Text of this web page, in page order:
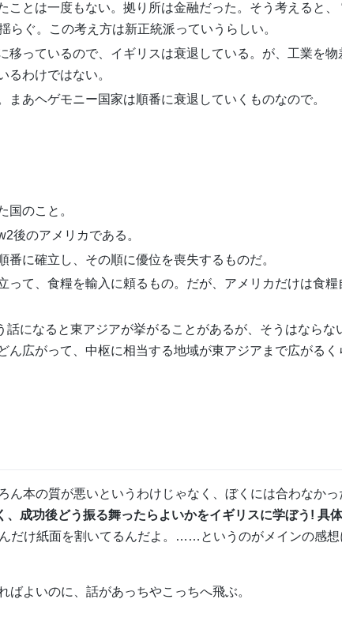
ことは一度もない。拠り所は金融だった。そう考えると、
らぐ。この考え方は新正統派っていうらしい。
移っているので、イギリスは衰退している。が、工業を物
るわけではない。
まあヘゲモニー国家は順番に衰退していくものなので。
国のこと。
後のアメリカである。
に確立し、その順に優位を喪失するものだ。
って、食糧を輸入に頼るもの。だが、アメリカだけは食糧
話になると東アジアが挙がることがあるが、そうはならな
ん広がって、中枢に相当する地域が東アジアまで広がるく
ん本の質が悪いというわけじゃなく、ぼくには合わなかっ
、成功後どう振る舞ったらよいかをイギリスに学ぼう! 具
だけ紙面を割いてるんだよ。……というのがメインの感想
よいのに、話があっちやこっちへ飛ぶ。